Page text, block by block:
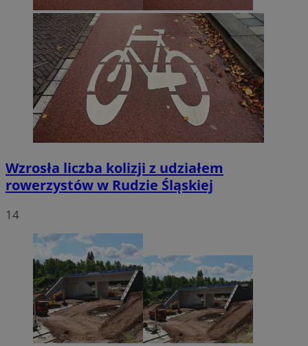
Wzrosła liczba kolizji z udziałem
rowerzystów w Rudzie Śląskiej
14